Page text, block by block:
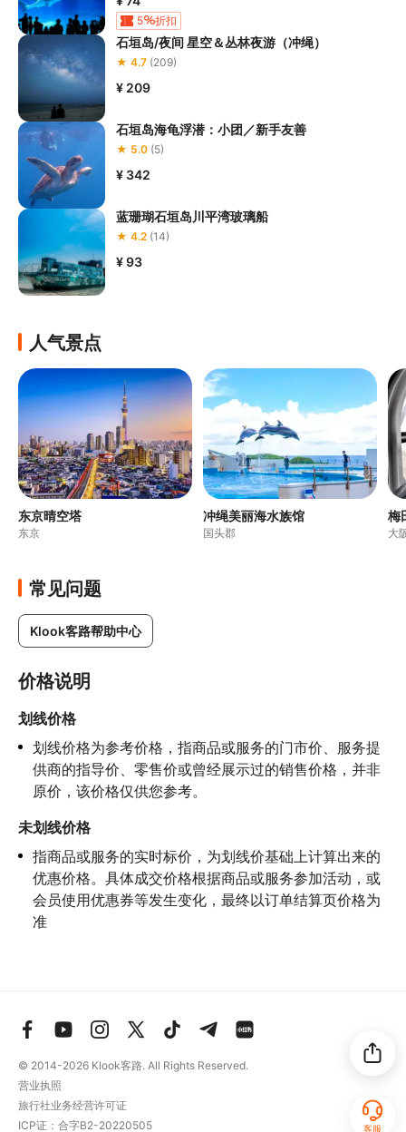
5 折扣
石垣岛/夜间 星空＆丛林夜游（冲绳）
★ 4.7 (209)
¥ 209
石垣岛海龟浮潜：小团／新手友善
★ 5.0 (5)
¥ 342
蓝珊瑚石垣岛川平湾玻璃船
★ 4.2 (14)
¥ 93
人气景点
东京晴空塔
东京
冲绳美丽海水族馆
国头郡
梅
大
常见问题
Klook客路帮助中心
价格说明
划线价格
划线价格为参考价格，指商品或服务的门市价、服务提
供商的指导价、零售价或曾经展示过的销售价格，并非
原价，该价格仅供您参考。
未划线价格
指商品或服务的实时标价，为划线价基础上计算出来的
优惠价格。具体成交价格根据商品或服务参加活动，或
会员使用优惠券等发生变化，最终以订单结算页价格为
准
客服
© 2014-2026 Klook客路. All Rights Reserved.
营业执照
旅行社业务经营许可证
ICP证：合字B2-20220505